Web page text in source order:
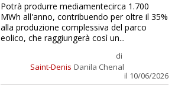
Saint-Denis
di
Danila Chenal
il 10/06/2026
Potrà produrre mediamentecirca 1.700
MWh all'anno, contribuendo per oltre il 35%
alla produzione complessiva del parco
eolico, che raggiungerà così un...